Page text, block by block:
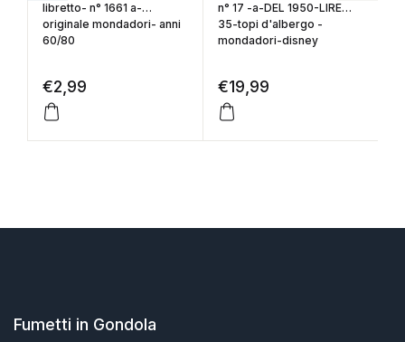
libretto- n° 1661 a-
originale mondadori- anni
60/80
€2,99
n° 17 -a-DEL 1950-LIRE
35-topi d'albergo -
mondadori-disney
€19,99
Fumetti in Gondola